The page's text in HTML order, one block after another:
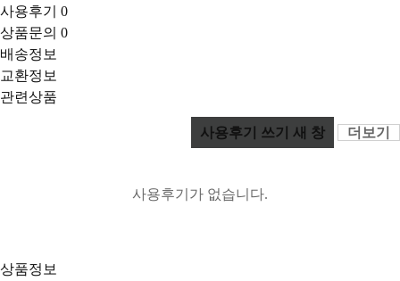
사용후기 0
상품문의 0
배송정보
교환정보
관련상품
사용후기 쓰기 새 창 더보기
사용후기가 없습니다.
상품정보